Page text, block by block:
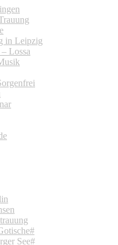
in Leipzig
Lossa
See#